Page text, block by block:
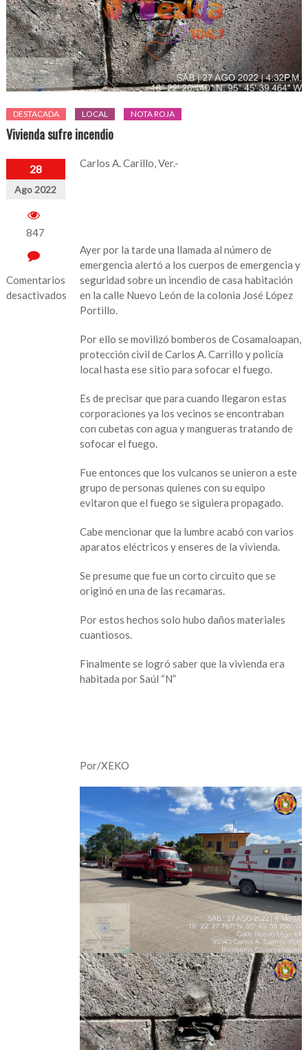
DESTACADA LOCAL NOTA ROJA
Vivienda sufre incendio
28
Ago 2022
847
Comentarios
desactivados
Carlos A. Carillo, Ver.-
Ayer por la tarde una llamada al número de
emergencia alertó a los cuerpos de emergencia y
seguridad sobre un incendio de casa habitación
en la calle Nuevo León de la colonia José López
Portillo.
Por ello se movilizó bomberos de Cosamaloapan,
protección civil de Carlos A. Carrillo y policía
local hasta ese sitio para sofocar el fuego.
Es de precisar que para cuando llegaron estas
corporaciones ya los vecinos se encontraban
con cubetas con agua y mangueras tratando de
sofocar el fuego.
Fue entonces que los vulcanos se unieron a este
grupo de personas quienes con su equipo
evitaron que el fuego se siguiera propagado.
Cabe mencionar que la lumbre acabó con varios
aparatos eléctricos y enseres de la vivienda.
Se presume que fue un corto circuito que se
originó en una de las recamaras.
Por estos hechos solo hubo daños materiales
cuantiosos.
Finalmente se logró saber que la vivienda era
habitada por Saúl “N”
Por/XEKO